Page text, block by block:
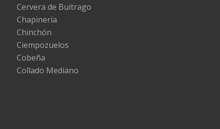
Cervera de Buitrago
Chapinería
Chinchón
Ciempozuelos
Cobeña
Collado Mediano